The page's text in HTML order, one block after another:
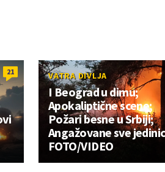
21 VATRA DIVLJA
I Beograd u dimu;
Apokaliptične scene;
Požari besne u Srbiji;
Angažovane sve
FOTO/VIDEO